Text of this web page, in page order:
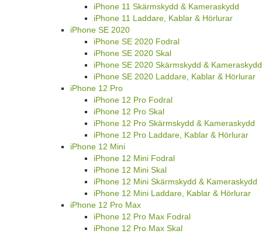
iPhone 11 Skärmskydd & Kameraskydd
iPhone 11 Laddare, Kablar & Hörlurar
iPhone SE 2020
iPhone SE 2020 Fodral
iPhone SE 2020 Skal
iPhone SE 2020 Skärmskydd & Kameraskydd
iPhone SE 2020 Laddare, Kablar & Hörlurar
iPhone 12 Pro
iPhone 12 Pro Fodral
iPhone 12 Pro Skal
iPhone 12 Pro Skärmskydd & Kameraskydd
iPhone 12 Pro Laddare, Kablar & Hörlurar
iPhone 12 Mini
iPhone 12 Mini Fodral
iPhone 12 Mini Skal
iPhone 12 Mini Skärmskydd & Kameraskydd
iPhone 12 Mini Laddare, Kablar & Hörlurar
iPhone 12 Pro Max
iPhone 12 Pro Max Fodral
iPhone 12 Pro Max Skal